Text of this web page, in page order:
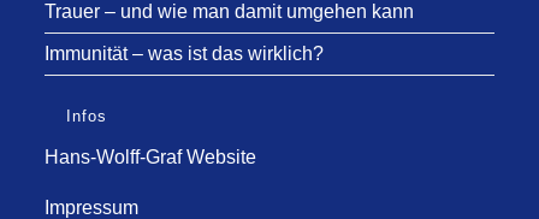
Trauer – und wie man damit umgehen kann
Immunität – was ist das wirklich?
Infos
Hans-Wolff-Graf Website
Impressum